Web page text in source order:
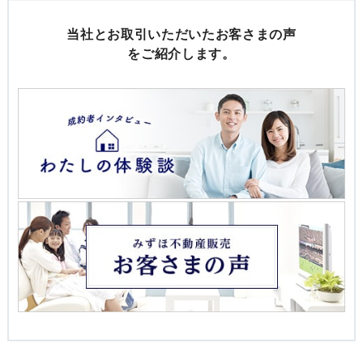
当社とお取引いただいたお客さまの声
をご紹介します。